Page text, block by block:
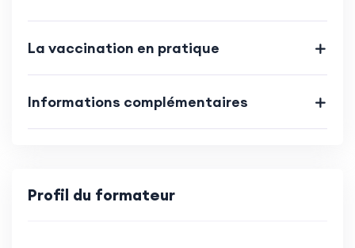
La vaccination en pratique
Informations complémentaires
Profil du formateur